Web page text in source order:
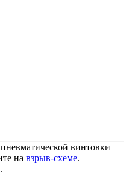
винтовки
на взрыв-схеме.